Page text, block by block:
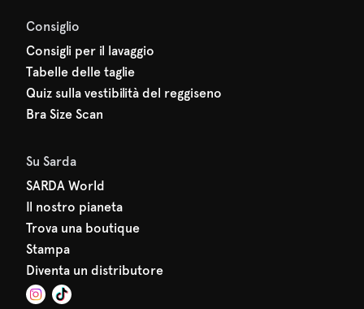
Consiglio
Consigli per il lavaggio
Tabelle delle taglie
Quiz sulla vestibilità del reggiseno
Bra Size Scan
Su Sarda
SARDA World
Il nostro pianeta
Trova una boutique
Stampa
Diventa un distributore